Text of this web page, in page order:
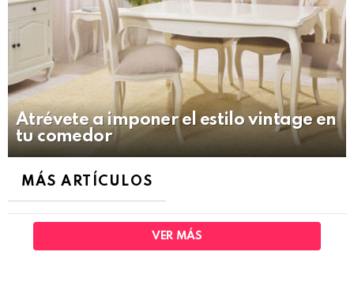
Atrévete a imponer el estilo vintage en
tu comedor
MÁS ARTÍCULOS
VER MÁS